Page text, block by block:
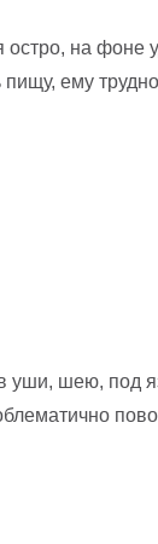
на фоне
ему
шею, под